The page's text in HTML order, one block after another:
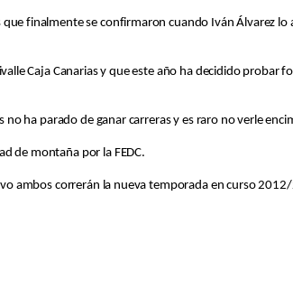
finalmente se confirmaron cuando Iván Álvarez
Caja Canarias y que este año ha decidido probar
ha parado de ganar carreras y es raro no verle
de montaña por la FEDC.
ambos correrán la nueva temporada en curso